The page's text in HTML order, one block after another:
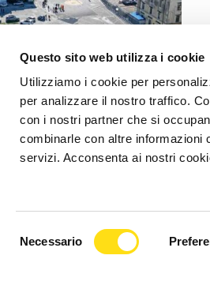
Questo sito web utilizza i cookie
Utilizziamo i cookie per
per analizzare il nostro traffico.
con i nostri partner che si
combinarle con altre informazioni
servizi. Acconsenta ai nostri
Necessario
osservazione: controlli
cantiere da oltre 23
9 tonnellate di alimenti